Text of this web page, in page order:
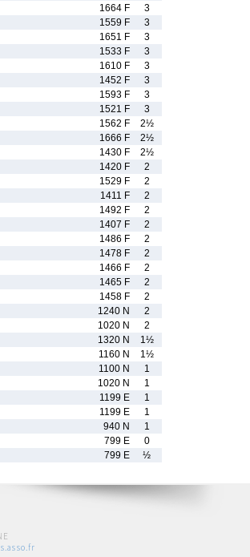
1664 F
3
1559 F
3
1651 F
3
1533 F
3
1610 F
3
1452 F
3
1593 F
3
1521 F
3
1562 F
2½
1666 F
2½
1430 F
2½
1420 F
2
1529 F
2
1411 F
2
1492 F
2
1407 F
2
1486 F
2
1478 F
2
1466 F
2
1465 F
2
1458 F
2
1240 N
2
1020 N
2
1320 N
1½
1160 N
1½
1100 N
1
1020 N
1
1199 E
1
1199 E
1
940 N
1
799 E
0
799 E ½